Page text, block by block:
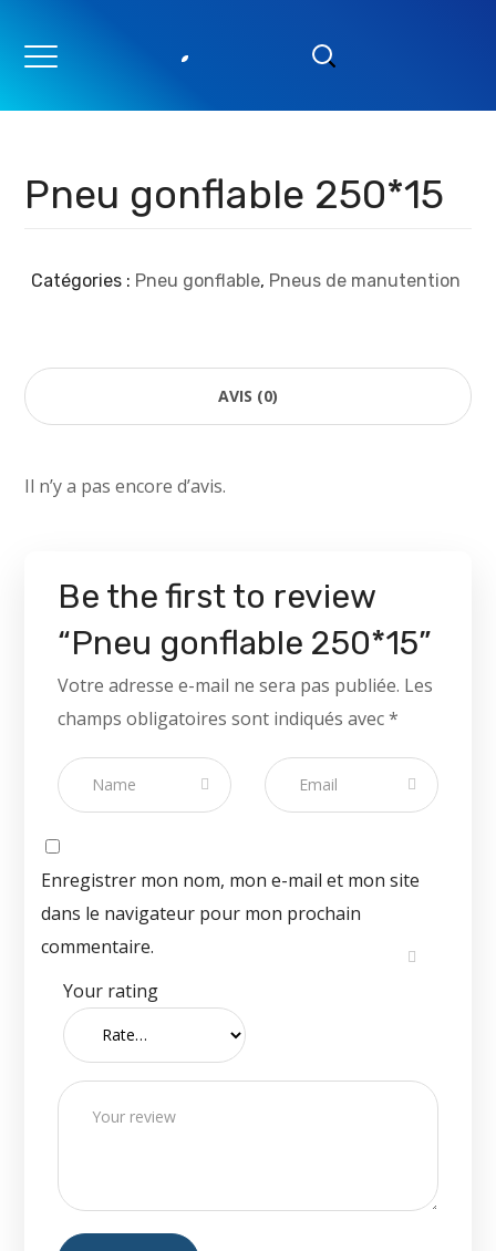
Pneu gonflable 250*15
Catégories : Pneu gonflable, Pneus de manutention
AVIS (0)
Il n’y a pas encore d’avis.
Be the first to review
“Pneu gonflable 250*15”
Votre adresse e-mail ne sera pas publiée. Les
champs obligatoires sont indiqués avec*
Enregistrer mon nom, mon e-mail et mon site
dans le navigateur pour mon prochain
commentaire.
Your rating